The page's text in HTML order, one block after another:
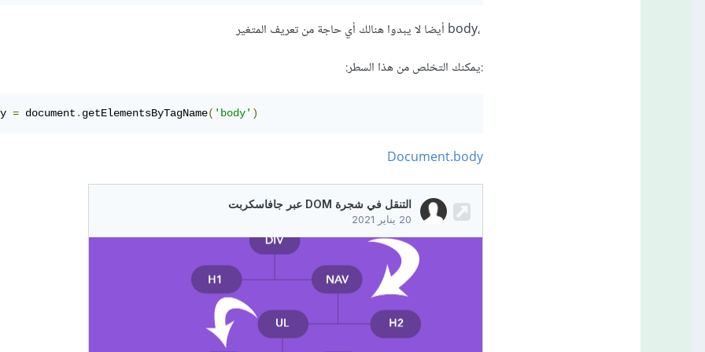
،body أيضا لا يبدوا هنالك أي حاجة من تعريف المتغير
:يمكنك التخلص من هذا السطر:
= document . getElementsByTagName( 'body' )
Document.body